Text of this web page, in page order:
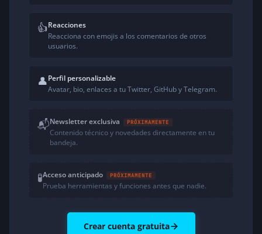
👍Reacciones
Reacciona con emojis a los comentarios de otros
usuarios.
👤Perfil personalizable
Avatar, bio, enlaces a tu Twitter, GitHub y Telegram.
📬Newsletter exclusiva PRÓXIMAMENTE
Contenido técnico y novedades directamente en tu
bandeja.
🧪Acceso anticipado PRÓXIMAMENTE
Prueba herramientas y funciones antes que nadie.
Crear cuenta gratuita